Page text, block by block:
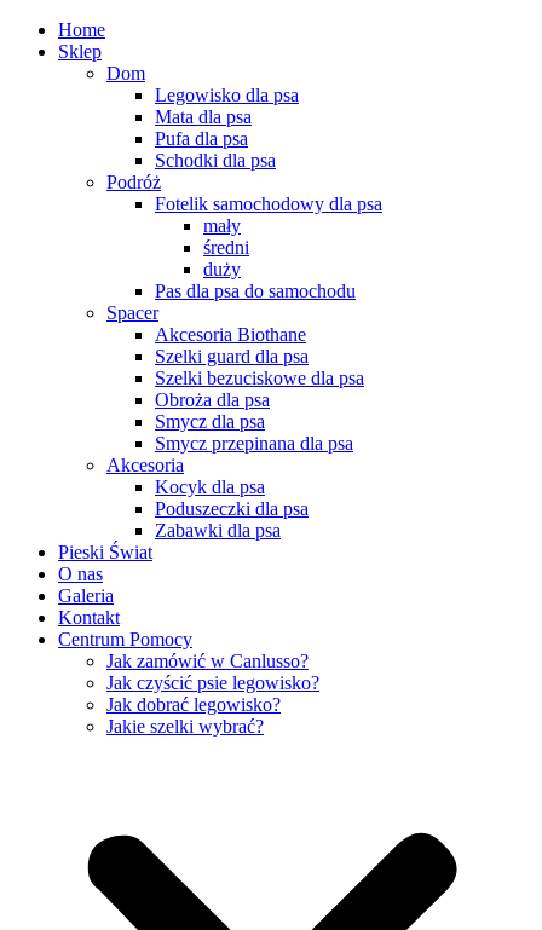
Home
Sklep
Dom
Legowisko dla psa
Mata dla psa
Pufa dla psa
Schodki dla psa
Podróż
Fotelik samochodowy dla psa
mały
średni
duży
Pas dla psa do samochodu
Spacer
Akcesoria Biothane
Szelki guard dla psa
Szelki bezuciskowe dla psa
Obroża dla psa
Smycz dla psa
Smycz przepinana dla psa
Akcesoria
Kocyk dla psa
Poduszeczki dla psa
Zabawki dla psa
Pieski Świat
O nas
Galeria
Kontakt
Centrum Pomocy
Jak zamówić w Canlusso?
Jak czyścić psie legowisko?
Jak dobrać legowisko?
Jakie szelki wybrać?